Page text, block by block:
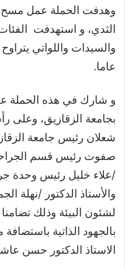
وهدفت الحملة عمل
الثدي، و استهدفت
عاما.
و شارك في هذه الحملة
بجامعة الزقازيق، وعلى
شعلان رئيس جامعة
صفوت رئيس قسم الجراحة
/علاء خليل رئيس وحدة
والأستاذ الدكتور /نهلة
لشئون البيئة وذلك
بالجهود الذاتية
الاستاذ الدكتور حسن